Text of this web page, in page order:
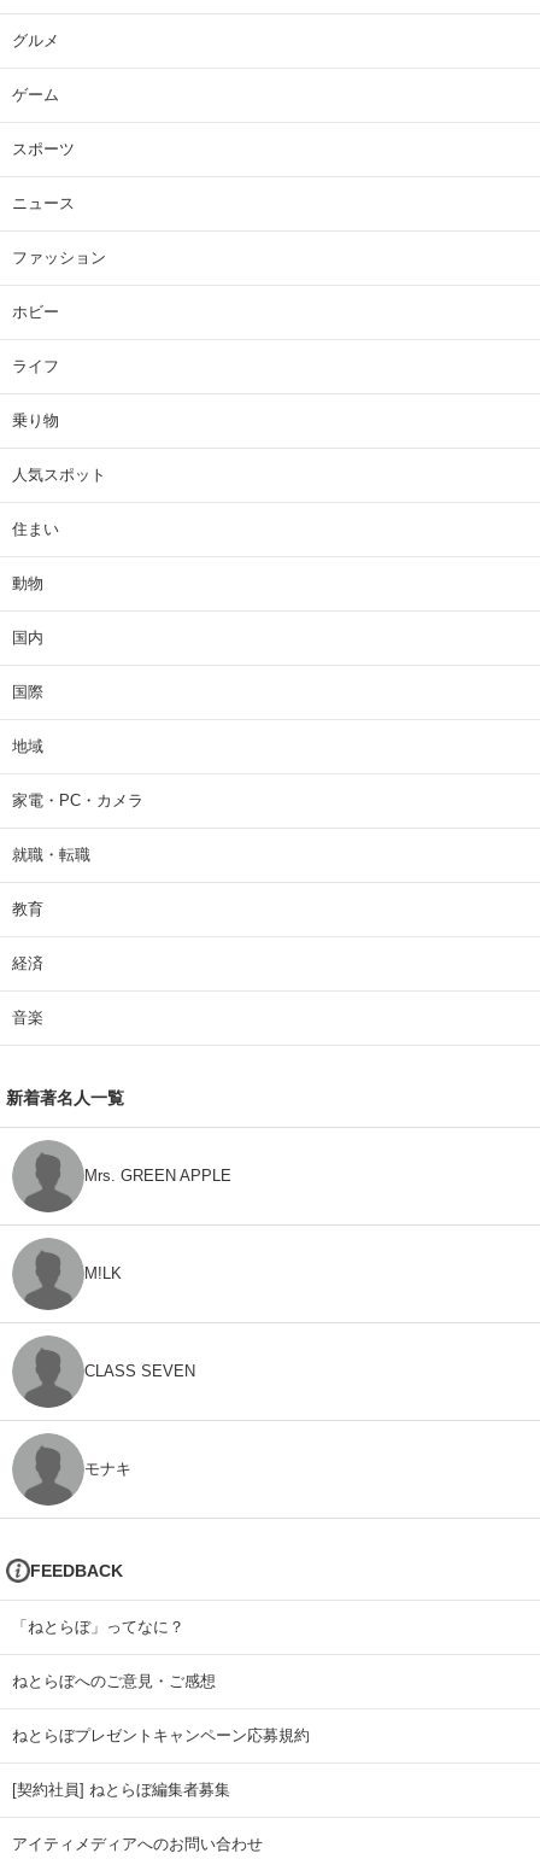
グルメ
ゲーム
スポーツ
ニュース
ファッション
ホビー
ライフ
乗り物
人気スポット
住まい
動物
国内
国際
地域
家電・PC・カメラ
就職・転職
教育
経済
音楽
新着著名人一覧
Mrs. GREEN APPLE
M!LK
CLASS SEVEN
モナキ
FEEDBACK
「ねとらぼ」ってなに？
ねとらぼへのご意見・ご感想
ねとらぼプレゼントキャンペーン応募規約
[契約社員] ねとらぼ編集者募集
アイティメディアへのお問い合わせ